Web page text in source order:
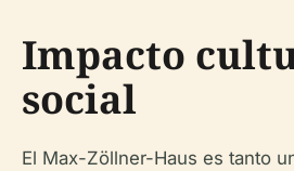
Impacto
social
El Max-Zöllner-Haus es tanto